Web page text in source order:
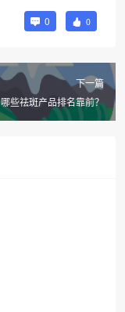
0 0
下一篇
哪些祛斑产品排名靠前？